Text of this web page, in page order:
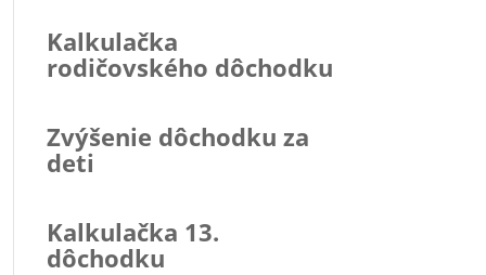
Kalkulačka
rodičovského dôchodku
Zvýšenie dôchodku za
deti
Kalkulačka 13.
dôchodku